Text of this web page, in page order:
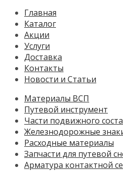
Главная
Каталог
Акции
Услуги
Доставка
Контакты
Новости и Статьи
Материалы ВСП
Путевой инструмент
Части подвижного
Железнодорожные
Расходные материалы
Запчасти для путевой
Арматура контактной